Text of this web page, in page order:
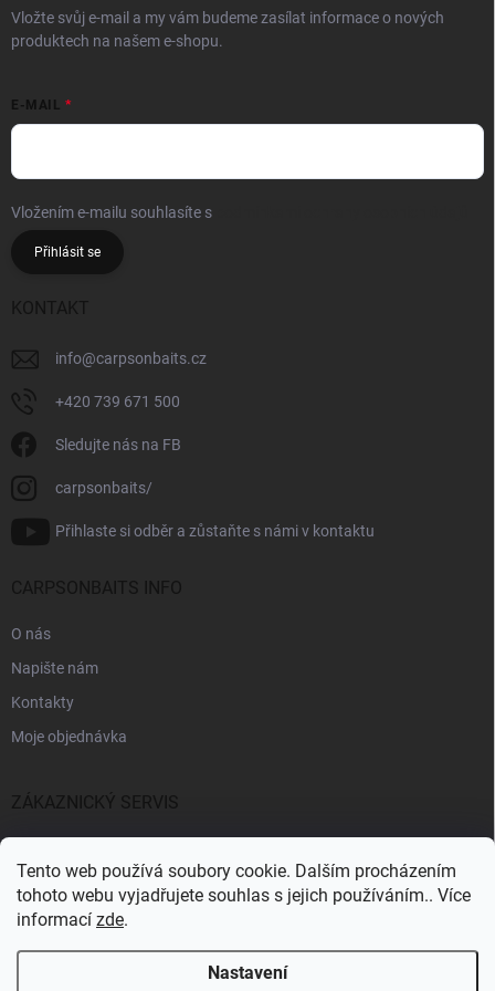
Tento web používá soubory cookie. Dalším procházením
tohoto webu vyjadřujete souhlas s jejich používáním.. Více
informací zde.
Nastavení
Vložte svůj e-mail a my vám budeme zasílat informace o nových
produktech na našem e-shopu.
E-MAIL
Vložením e-mailu souhlasíte s
Přihlásit se
KONTAKT
info@carpsonbaits.cz
+420 739 671 500
Sledujte nás na FB
carpsonbaits/
Přihlaste si odběr a zůstaňte s námi v kontaktu
CARPSONBAITS INFO
O nás
Napište nám
Kontakty
Moje objednávka
ZÁKAZNICKÝ SERVIS
Obchodní podmínky
Informace k GDPR